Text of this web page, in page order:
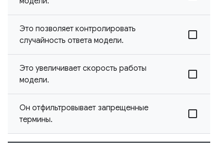
Это позволяет контролировать
случайность ответа модели.
Это увеличивает скорость работы
модели.
Он отфильтровывает запрещенные
термины.